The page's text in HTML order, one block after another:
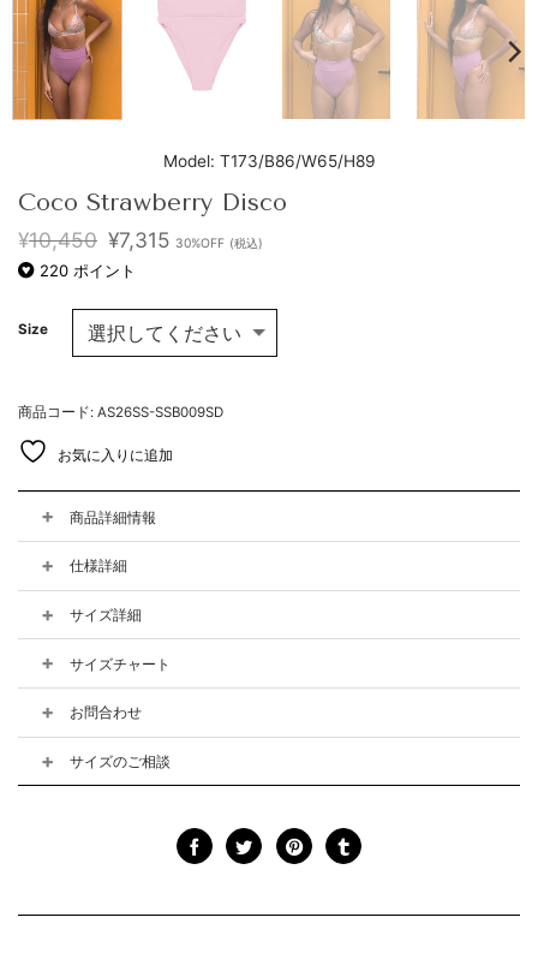
Model: T173/B86/W65/H89
Coco Strawberry Disco
¥10,450 元
の
価
は
¥10,450
で
た。
¥7,315 現
格
は
¥7,315
す。
30%OFF (税込)
220ポイント
Size
商品コード: AS26SS-SSB009SD
お気に入りに追加
商品詳細情報
仕様詳細
サイズ詳細
サイズチャート
お問合わせ
サイズのご相談